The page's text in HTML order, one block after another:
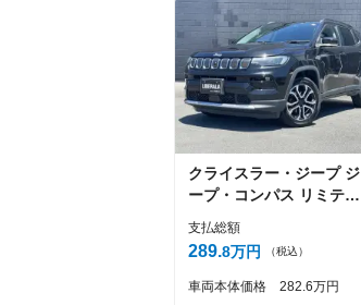
Captcha
クライスラー・ジープ ジ
ープ・コンパス リミテッ
支払総額
289 8万円 （税込）
車両本体価格 282 6万円